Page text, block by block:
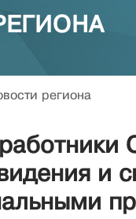
региона
и